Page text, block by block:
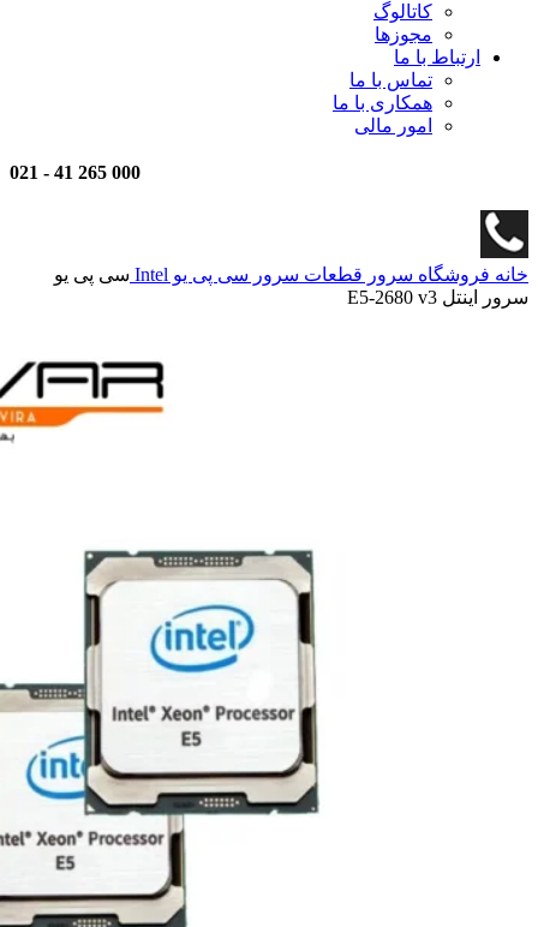
کاتالوگ
مجوزها
ارتباط با ما
تماس با ما
همکاری با ما
امور مالی
000 265 41
-
خانه فروشگاه سرور قطعات سرور سی پی یو Intel
سی پی یو
سرور اینتل E5-2680 v3